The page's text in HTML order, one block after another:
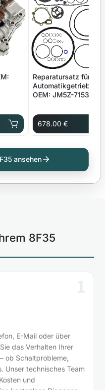
Reparatursatz für
Automatikgetriebe
OEM: JM5Z-7153-C
678.00 €
ansehen
8F35
E-Mail oder über
das Verhalten Ihrer
ob Schaltprobleme,
Unser technisches Team
und